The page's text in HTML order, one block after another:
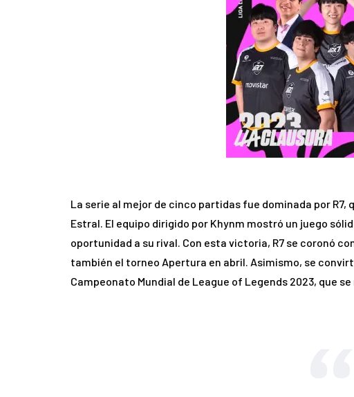
La serie al mejor de cinco partidas fue dominada por R7,
Estral. El equipo dirigido por Khynm mostró un juego
oportunidad a su rival. Con esta victoria, R7 se coronó
también el torneo Apertura en abril. Asimismo, se
Campeonato Mundial de League of Legends 2023, que